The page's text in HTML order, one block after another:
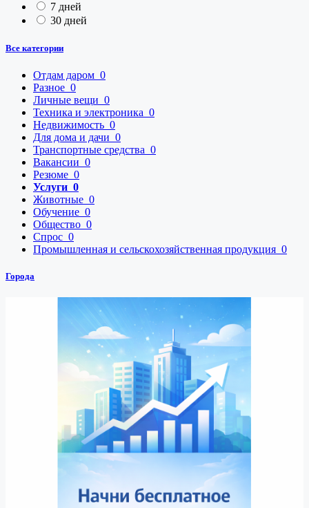
7 дней
30 дней
Все категории
Отдам даром 0
Разное 0
Личные вещи 0
Техника и электроника 0
Недвижимость 0
Для дома и дачи 0
Транспортные средства 0
Вакансии 0
Резюме 0
Услуги 0
Животные 0
Обучение 0
Общество 0
Спрос 0
Промышленная и сельскохозяйственная продукция 0
Города